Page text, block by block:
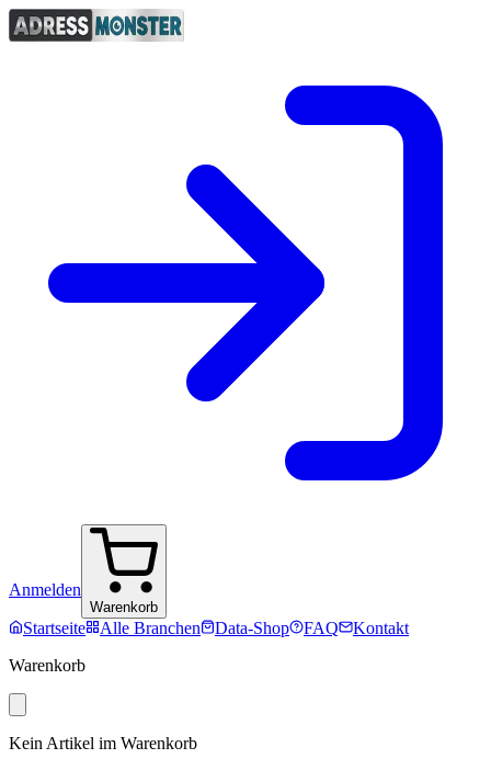
Anmelden
Warenkorb
Startseite Alle Branchen Data-Shop FAQ
Kontakt
Warenkorb
Kein Artikel im Warenkorb